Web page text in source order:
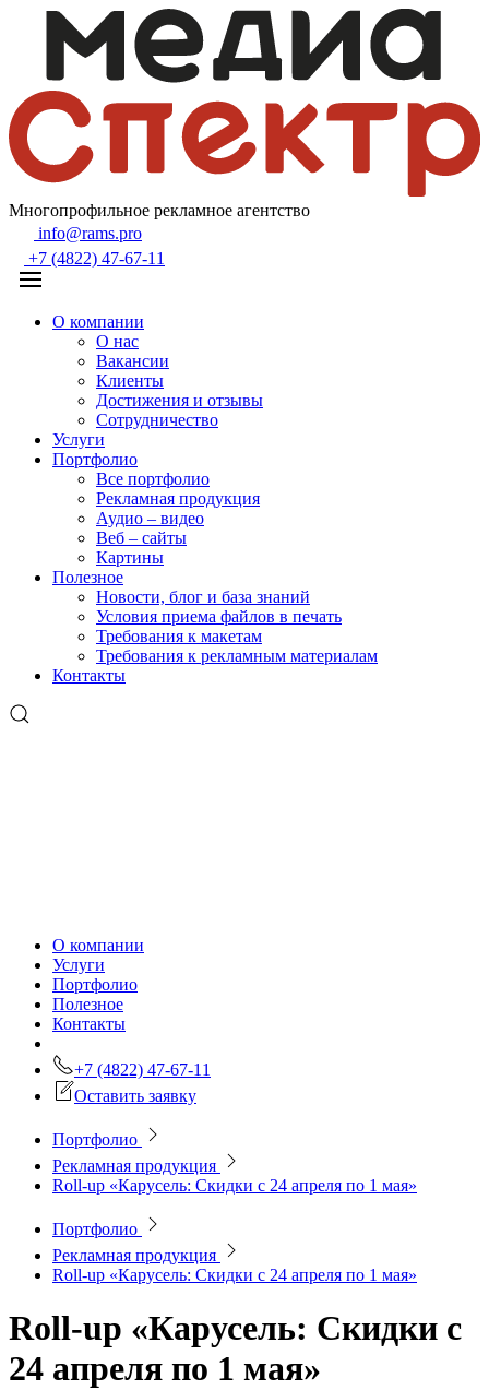
Многопрофильное рекламное агентство
info@rams.pro
+7 (4822) 47-67-11
О компании
О нас
Вакансии
Клиенты
Достижения и отзывы
Сотрудничество
Услуги
Портфолио
Все портфолио
Рекламная продукция
Аудио – видео
Веб – сайты
Картины
Полезное
Новости, блог и база знаний
Условия приема файлов в печать
Требования к макетам
Требования к рекламным материалам
Контакты
О компании
Услуги
Портфолио
Полезное
Контакты
+7 (4822) 47-67-11
Оставить заявку
Портфолио
Рекламная продукция
Roll-up «Карусель: Скидки с 24 апреля по 1 мая»
Портфолио
Рекламная продукция
Roll-up «Карусель: Скидки с 24 апреля по 1 мая»
Roll-up «Карусель: Скидки с
24 апреля по 1 мая»